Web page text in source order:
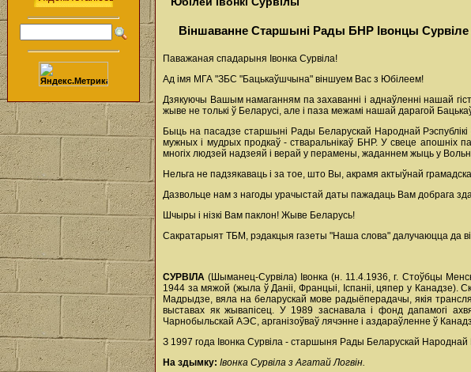
Віншаванне Старшыні Рады БНР Івонцы
Паважаная спадарыня Івонка Сурвіла!
Ад імя МГА "ЗБС "Бацькаўшчына" віншуем Вас з Юбілеем!
Дзякуючы Вашым намаганням па захаванні і аднаўленні нашай
жыве не толькі ў Беларусі, але і паза межамі нашай дарагой
Быць на пасадзе старшыні Рады Беларускай Народнай
мужных і мудрых продкаў - стваральнікаў БНР. У свеце апошніх
многіх людзей надзеяй і верай у перамены, жаданнем жыць у
Нельга не падзякаваць і за тое, што Вы, акрамя актыўнай
Дазвольце нам з нагоды урачыстай даты пажадаць Вам добрага
Шчыры і нізкі Вам паклон! Жыве Беларусь!
Сакратарыят ТБМ, рэдакцыя газеты "Наша слова" далучаюцца да
СУРВІЛА(Шыманец-Сурвіла) Івонка (н. 11.4.1936, г. Стоўбцы
1944 за мяжой (жыла ў Даніі, Францыі, Іспаніі, цяпер у
Мадрыдзе, вяла на беларускай мове радыёперадачы, якія
выставах як жывапісец. У 1989 заснавала і фонд дапамогі
Чарнобыльскай АЭС, арганізоўваў лячэнне і аздараўленне ў
З 1997 года Івонка Сурвіла - старшыня Рады Беларускай Народнай
На здымку: Івонка Сурвіла з Агатай Логвін.